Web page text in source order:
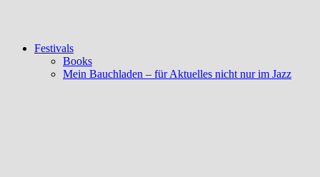
Festivals
Books
Mein Bauchladen – für Aktuelles nicht nur im Jazz